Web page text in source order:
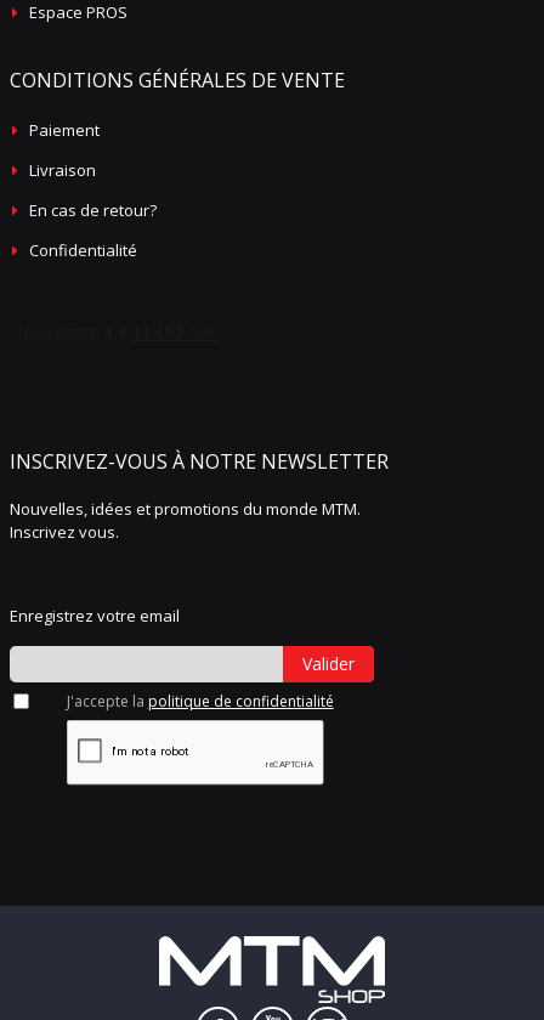
Espace PROS
CONDITIONS GÉNÉRALES DE VENTE
Paiement
Livraison
En cas de retour?
Confidentialité
INSCRIVEZ-VOUS À NOTRE NEWSLETTER
Nouvelles, idées et promotions du monde MTM.
Inscrivez vous.
Enregistrez votre email
Valider
J'accepte la politique de confidentialité